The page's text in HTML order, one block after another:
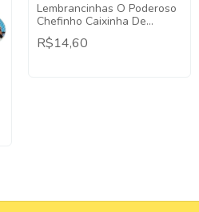
Lembrancinhas O Poderoso
Chefinho Caixinha De
Acrílico 5x5 - Decoração
Festa Lembrancinha
R$14,60